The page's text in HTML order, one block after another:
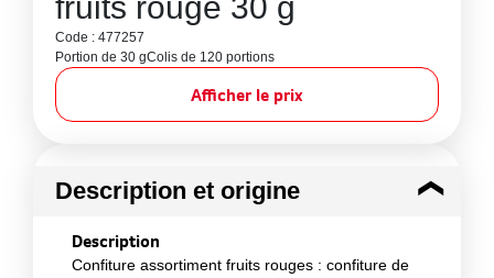
Code : 477257
Portion de 30 gColis de 120 portions
Afficher le prix
Description et origine
Description
Confiture assortiment fruits rouges : confiture de